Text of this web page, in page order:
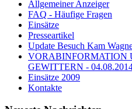
Allgemeiner Anzeiger
FAQ - Häufige Fragen
Einsätze
Presseartikel
Update Besuch Kam
VORABINFORMATION
GEWITTERN -
Einsätze 2009
Kontakte